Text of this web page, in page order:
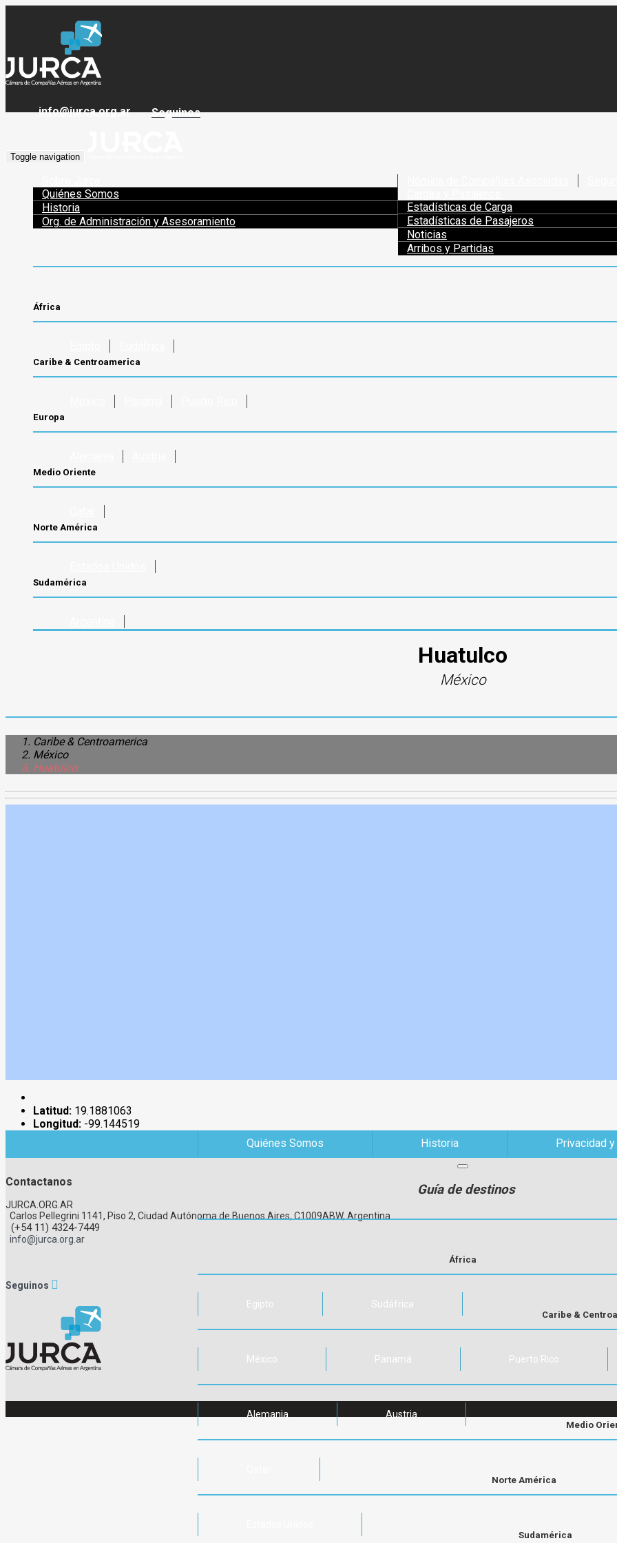
info@jurca.org.ar Seguinos
Toggle navigation
Quiénes Somos
Historia
Org. de Administración y Asesoramiento
Estadísticas de Carga
Estadísticas de Pasajeros
Noticias
Arribos y Partidas
África
Caribe & Centroamerica
Europa
Medio Oriente
Norte América
Sudamérica
Huatulco
México
Caribe & Centroamerica
México
Huatulco
Latitud: 19.1881063
Longitud: -99.144519
Quiénes Somos
Historia Privacidad
Guía de destinos
África
Egipto Sudáfrica
Caribe &
México Panamá Puerto Rico
Alemania Austria
Medio
Norte América
Sudamérica
Contactanos
JURCA.ORG.AR
Carlos Pellegrini 1141, Piso 2, Ciudad Autónoma de Buenos Aires, C1009ABW, Argentina
(+54 11) 4324-7449
info@jurca.org.ar
Seguinos